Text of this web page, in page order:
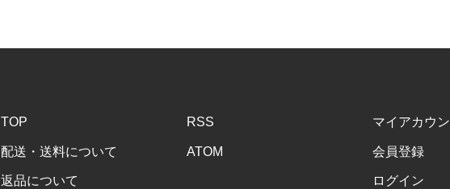
TOP
配送・送料について
返品について
RSS
ATOM
マイアカウ
会員登録
ログイン